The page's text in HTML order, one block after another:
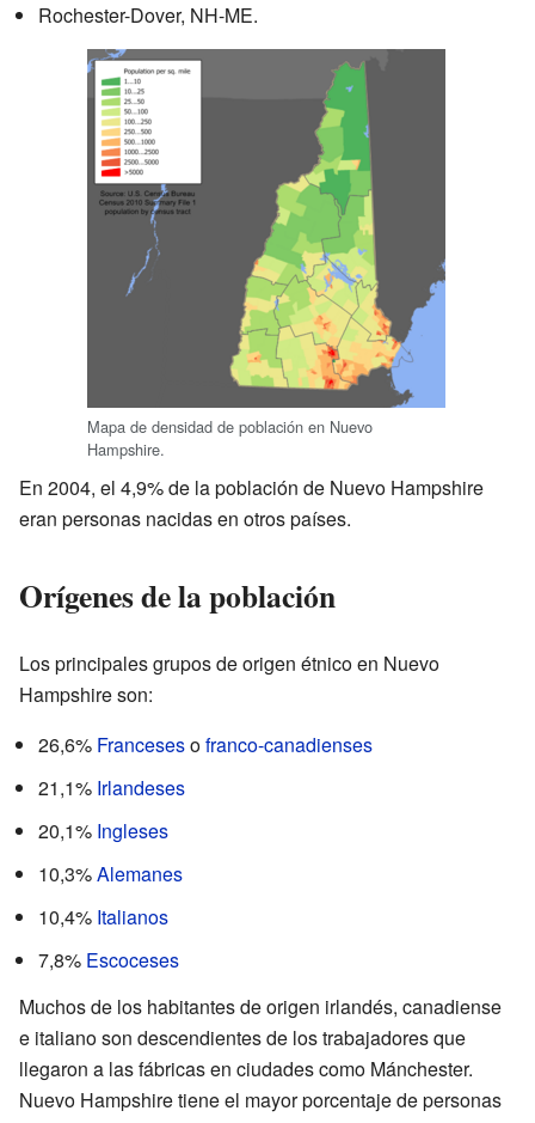
Rochester-Dover, NH-ME.
Mapa de densidad de población en Nuevo
Hampshire.
En 2004, el 4,9% de la población de Nuevo Hampshire
eran personas nacidas en otros países.
Orígenes de la población
Los principales grupos de origen étnico en Nuevo
Hampshire son:
26,6% Francesesofranco-canadienses
21,1% Irlandeses
20,1% Ingleses
10,3%Alemanes
10,4% Italianos
7,8% Escoceses
Muchos de los habitantes de origen irlandés, canadiense
e italiano son descendientes de los trabajadores que
llegaron a las fábricas en ciudades como Mánchester.
Nuevo Hampshire tiene el mayor porcentaje de personas